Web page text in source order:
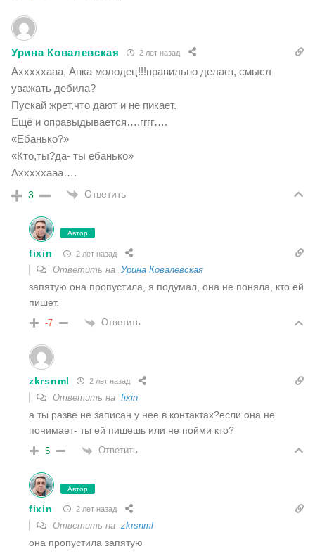
Урина Ковалевская 2 лет назад
Ахххххааа, Анка молодец!!!правильно делает, смысл
уважать дебила?
Пускай жрет,что дают и не пикает.
Ещё и оправыдывается….гггг….
«Ебанько?»
«Кто,ты?да- ты ебанько»
Ахххххааа….
3 Ответить
Автор
fixin 2 лет назад
Ответить на Урина Ковалевская
запятую она пропустила, я подумал, она не поняла, кто ей
пишет.
-7 Ответить
zkrsnml 2 лет назад
Ответить на fixin
а ты разве не записан у нее в контактах?если она не
понимает- ты ей пишешь или не пойми кто?
5 Ответить
Автор
fixin 2 лет назад
Ответить на zkrsnml
она пропустила запятую